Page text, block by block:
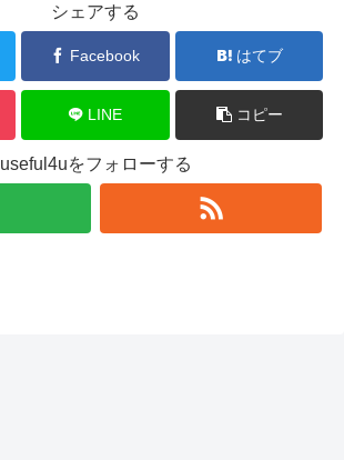
シェアする
Facebook はてブ
LINE コピー
useful4uをフォローする